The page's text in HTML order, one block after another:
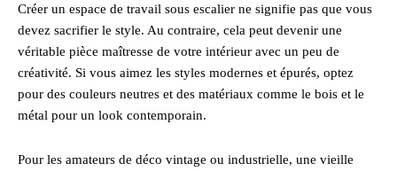
Créer un espace de travail sous escalier ne signifie pas que vous
devez sacrifier le style. Au contraire, cela peut devenir une
véritable pièce maîtresse de votre intérieur avec un peu de
créativité. Si vous aimez les styles modernes et épurés, optez
pour des couleurs neutres et des matériaux comme le bois et le
métal pour un look contemporain.
Pour les amateurs de déco vintage ou industrielle, une vieille